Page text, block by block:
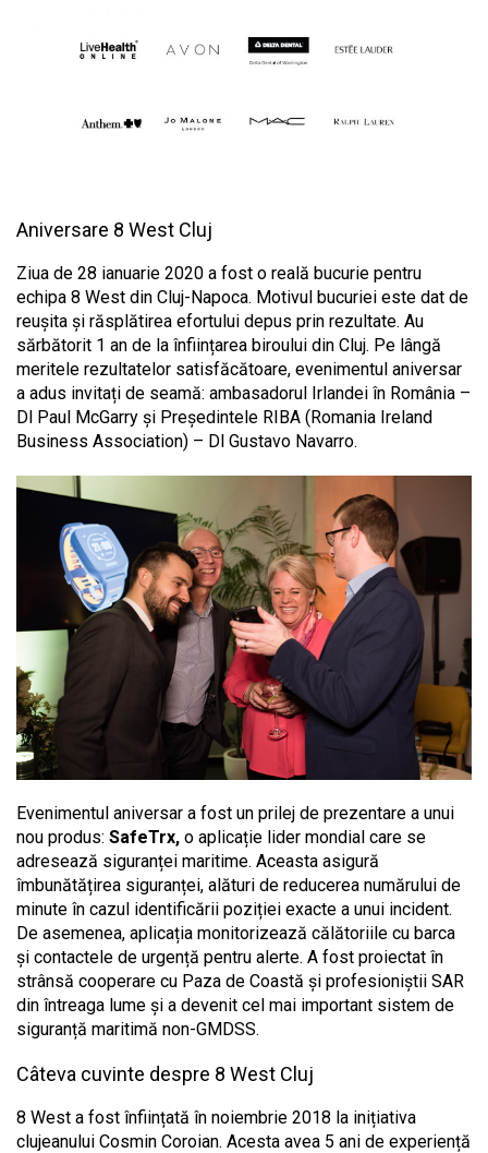
Aniversare 8 West Cluj
Ziua de 28 ianuarie 2020 a fost o reală bucurie pentru
echipa 8 West din Cluj-Napoca. Motivul bucuriei este dat de
reușita și răsplătirea efortului depus prin rezultate. Au
sărbătorit 1 an de la înființarea biroului din Cluj. Pe lângă
meritele rezultatelor satisfăcătoare, evenimentul aniversar
a adus invitați de seamă: ambasadorul Irlandei în România –
Dl Paul McGarry și Președintele RIBA (Romania Ireland
Business Association) – Dl Gustavo Navarro.
Evenimentul aniversar a fost un prilej de prezentare a unui
nou produs: SafeTrx, o aplicație lider mondial care se
adresează siguranței maritime. Aceasta asigură
îmbunătățirea siguranței, alături de reducerea numărului de
minute în cazul identificării poziției exacte a unui incident.
De asemenea, aplicația monitorizează călătoriile cu barca
și contactele de urgență pentru alerte. A fost proiectat în
strânsă cooperare cu Paza de Coastă și profesioniștii SAR
din întreaga lume și a devenit cel mai important sistem de
siguranță maritimă non-GMDSS.
Câteva cuvinte despre 8 West Cluj
8 West a fost înființată în noiembrie 2018 la inițiativa
clujeanului Cosmin Coroian. Acesta avea 5 ani de experiență